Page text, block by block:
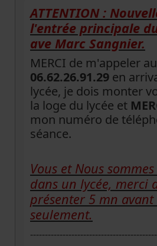
ATTENTION :
l'entrée principale
ave Marc Sangnier.
MERCI de m'appeler au
06.62.26.91.29 en
lycée, je dois monter
la loge du lycée et
mon numéro de
séance.
Vous et Nous
dans un lycée, merci
présenter 5 mn
seulement.